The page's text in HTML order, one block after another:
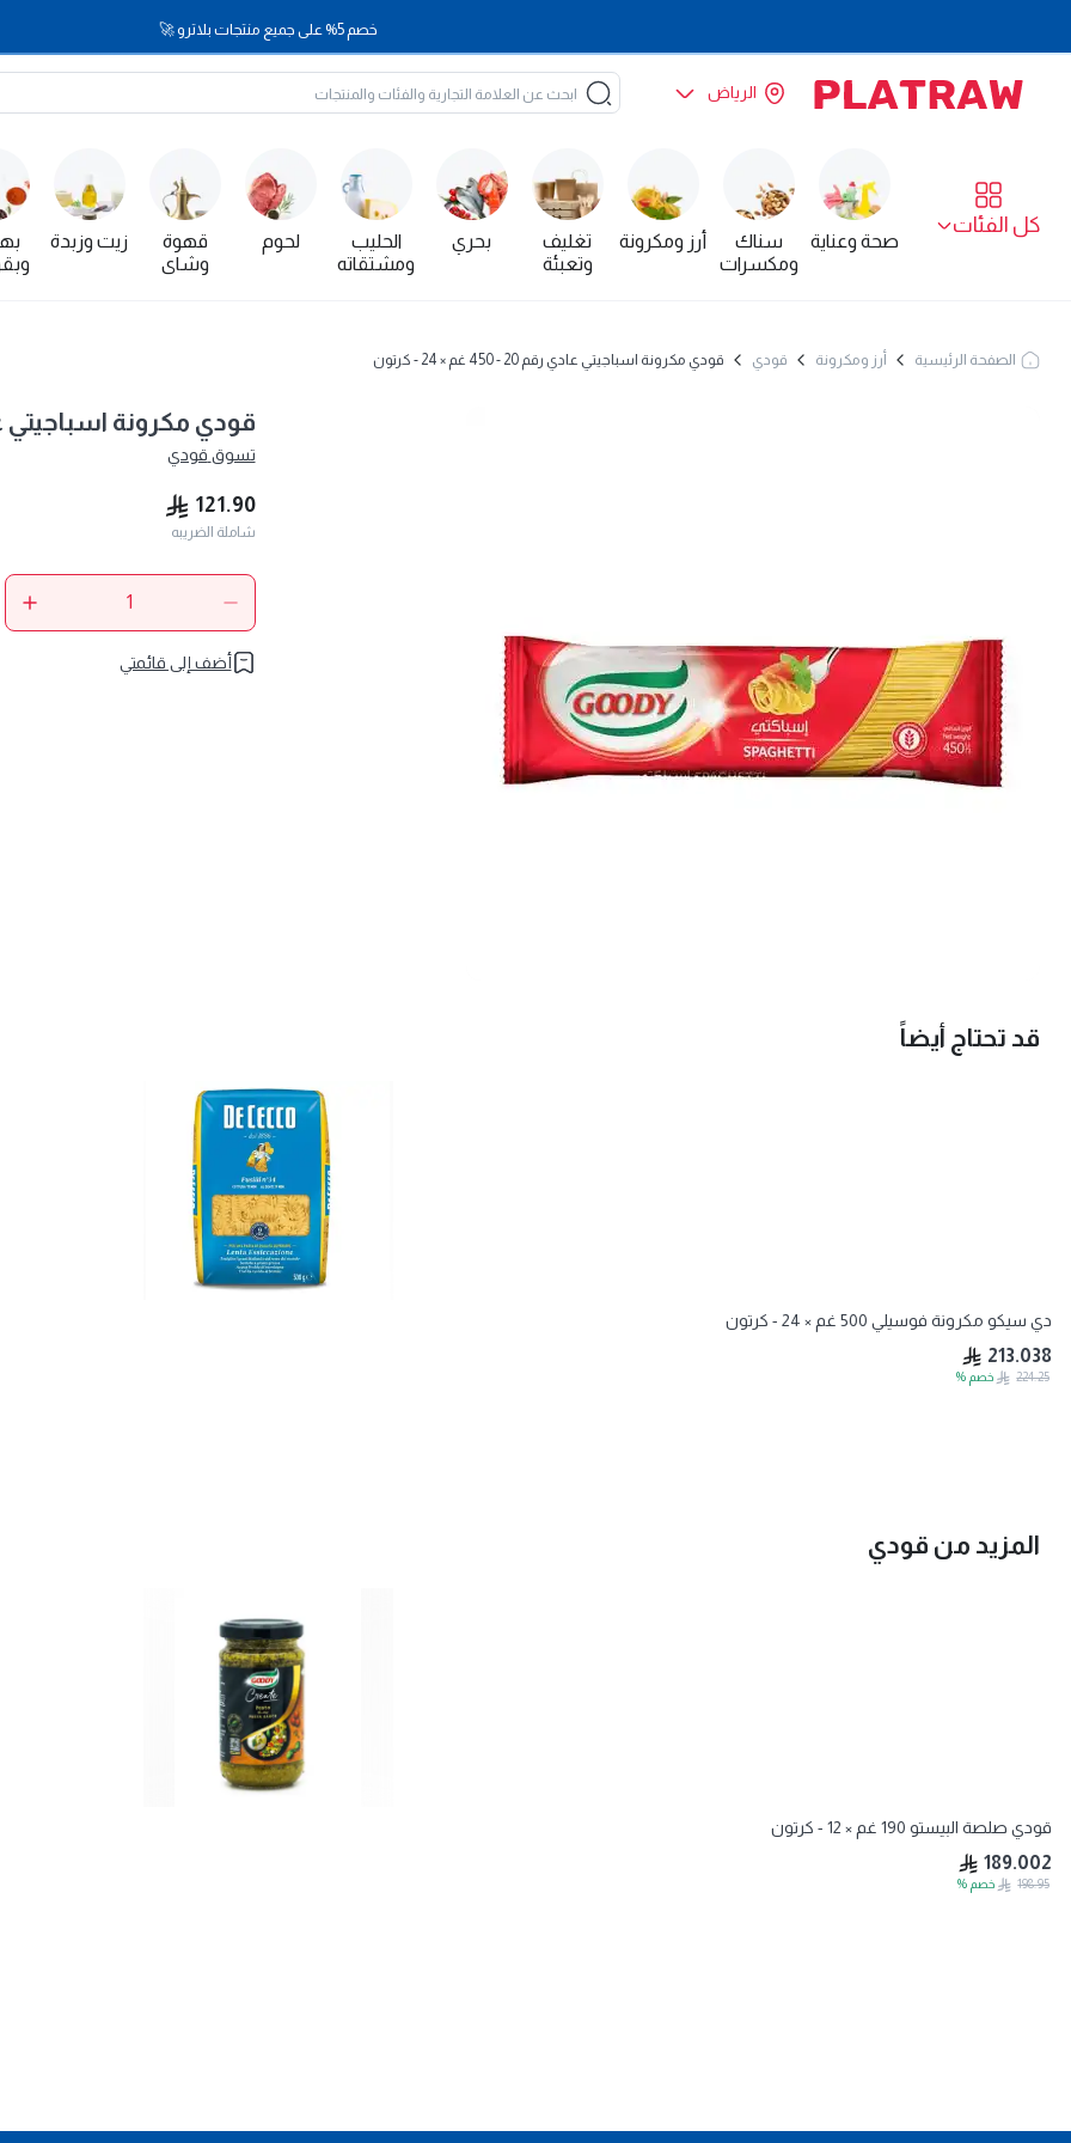
خصم 5% على جميع منتجات بلاترو 🚀
الرياض
كل الفئات
صحة وعناية
سناك
ومكسرات
أرز ومكرونة
تغليف
وتعبئة
بحري
الحليب
ومشتقاته
لحوم
قهوة
وشاي
زيت وزبدة
الصفحة الرئيسية أرز ومكرونة قودي قودي مكرونة اسباجيتي عادي رقم 20 - 450 غم × 24 - كرتون
قودي مكرونة اسباجيتي عادي رقم 20 -
تسوق قودي
121.90
شاملة الضريبه
أضف إلى قائمتي
قد تحتاج أيضاً
دي سيكو مكرونة فوسيلي 500 غم × 24 - كرتون
213.038
224.25 خصم %
المزيد من قودي
قودي صلصة البيستو 190 غم × 12 - كرتون
189.002
198.95 خصم %